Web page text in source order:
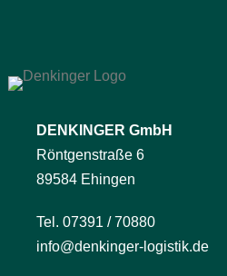
DENKINGER GmbH
Röntgenstraße 6
89584 Ehingen
Tel. 07391 / 70880
info@denkinger-logistik.de